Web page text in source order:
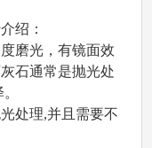
绍：
磨光，有镜面效
石通常是抛光处
处理,并且需要不